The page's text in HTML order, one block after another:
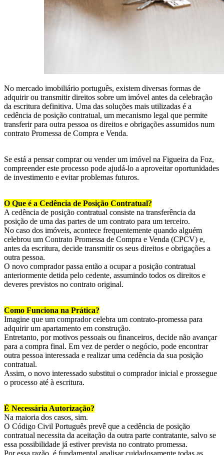
No mercado imobiliário português, existem diversas formas de
adquirir ou transmitir direitos sobre um imóvel antes da celebração
da escritura definitiva. Uma das soluções mais utilizadas é a
cedência de posição contratual, um mecanismo legal que permite
transferir para outra pessoa os direitos e obrigações assumidos num
contrato Promessa de Compra e Venda.
Se está a pensar comprar ou vender um imóvel na Figueira da Foz,
compreender este processo pode ajudá-lo a aproveitar oportunidades
de investimento e evitar problemas futuros.
O Que é a Cedência de Posição Contratual?
A cedência de posição contratual consiste na transferência da
posição de uma das partes de um contrato para um terceiro.
No caso dos imóveis, acontece frequentemente quando alguém
celebrou um Contrato Promessa de Compra e Venda (CPCV) e,
antes da escritura, decide transmitir os seus direitos e obrigações a
outra pessoa.
O novo comprador passa então a ocupar a posição contratual
anteriormente detida pelo cedente, assumindo todos os direitos e
deveres previstos no contrato original.
Como Funciona na Prática?
Imagine que um comprador celebra um contrato-promessa para
adquirir um apartamento em construção.
Entretanto, por motivos pessoais ou financeiros, decide não avançar
para a compra final. Em vez de perder o negócio, pode encontrar
outra pessoa interessada e realizar uma cedência da sua posição
contratual.
Assim, o novo interessado substitui o comprador inicial e prossegue
o processo até à escritura.
É Necessária Autorização?
Na maioria dos casos, sim.
O Código Civil Português prevê que a cedência de posição
contratual necessita da aceitação da outra parte contratante, salvo se
essa possibilidade já estiver prevista no contrato promessa.
Por essa razão, é fundamental analisar cuidadosamente todas as